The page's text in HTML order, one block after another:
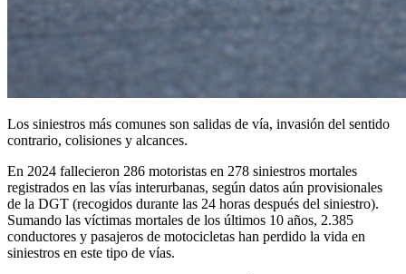
Los siniestros más comunes son salidas de vía, invasión del sentido
contrario, colisiones y alcances.
En 2024 fallecieron 286 motoristas en 278 siniestros mortales
registrados en las vías interurbanas, según datos aún provisionales
de la DGT (recogidos durante las 24 horas después del siniestro).
Sumando las víctimas mortales de los últimos 10 años, 2.385
conductores y pasajeros de motocicletas han perdido la vida en
siniestros en este tipo de vías.